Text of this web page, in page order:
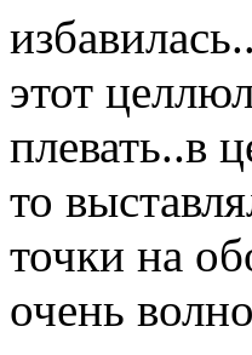
этот
плевать..в
то
точки на
очень